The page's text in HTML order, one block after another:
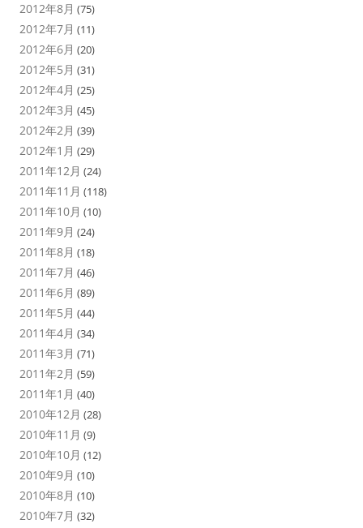
2012年8月 (75)
2012年7月 (11)
2012年6月 (20)
2012年5月 (31)
2012年4月 (25)
2012年3月 (45)
2012年2月 (39)
2012年1月 (29)
2011年12月 (24)
2011年11月 (118)
2011年10月 (10)
2011年9月 (24)
2011年8月 (18)
2011年7月 (46)
2011年6月 (89)
2011年5月 (44)
2011年4月 (34)
2011年3月 (71)
2011年2月 (59)
2011年1月 (40)
2010年12月 (28)
2010年11月 (9)
2010年10月 (12)
2010年9月 (10)
2010年8月 (10)
2010年7月 (32)